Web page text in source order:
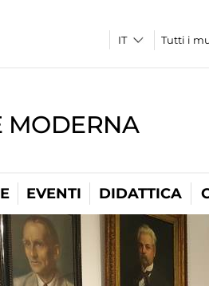
Tutti i
MODERNA
EVENTI DIDATTICA